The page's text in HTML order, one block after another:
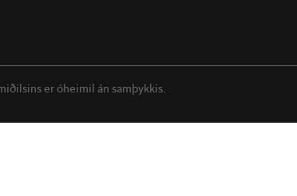
er óheimil án samþykkis.